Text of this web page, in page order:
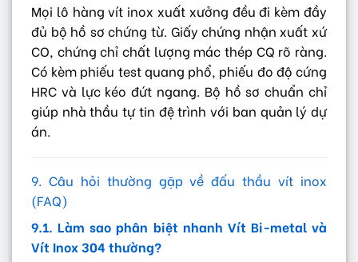
Mọi lô hàng vít inox xuất xưởng đều đi kèm đầy
đủ bộ hồ sơ chứng từ. Giấy chứng nhận xuất xứ
CO, chứng chỉ chất lượng mác thép CQ rõ ràng.
Có kèm phiếu test quang phổ, phiếu đo độ cứng
HRC và lực kéo đứt ngang. Bộ hồ sơ chuẩn chỉ
giúp nhà thầu tự tin đệ trình với ban quản lý dự
án.
9. Câu hỏi thường gặp về đấu thầu vít inox
(FAQ)
9.1. Làm sao phân biệt nhanh Vít Bi-metal và
Vít Inox 304 thường?